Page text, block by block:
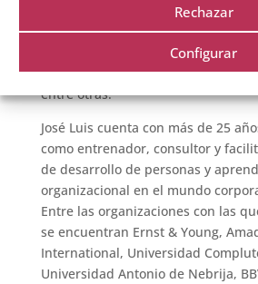
Rechazar
Configurar
desarrollo y crecimiento personal,
disciplinas tan variadas como PNL,
TaijiQuan, Reiki, Psicología
Kinesiología Aplicada,
entre otras.
José Luis cuenta con más de 25
como entrenador, consultor y
de desarrollo de personas y
organizacional en el mundo
Entre las organizaciones con las
se encuentran Ernst & Young,
International, Universidad
Universidad Antonio de Nebrija,